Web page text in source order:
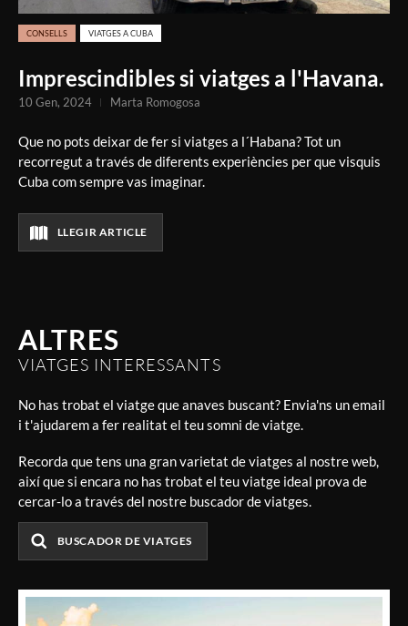
Imprescindibles si viatges a l'Havana.
CONSELLS VIATGES A CUBA
Que no pots deixar de fer si viatges a l´Habana? Tot un
recorregut a través de diferents experiències per que visquis
Cuba com sempre vas imaginar.
LLEGIR ARTICLE
10 Gen, 2024 Marta Romogosa
ALTRES
VIATGES INTERESSANTS
No has trobat el viatge que anaves buscant? Envia'ns un email
i t'ajudarem a fer realitat el teu somni de viatge.
Recorda que tens una gran varietat de viatges al nostre web,
així que si encara no has trobat el teu viatge ideal prova de
cercar-lo a través del nostre buscador de viatges.
BUSCADOR DE VIATGES